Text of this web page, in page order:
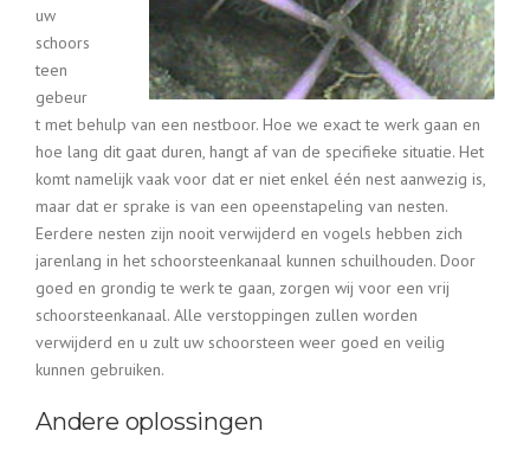
uw
schoors
teen
gebeur
t met behulp van een nestboor. Hoe we exact te werk gaan en
hoe lang dit gaat duren, hangt af van de specifieke situatie. Het
komt namelijk vaak voor dat er niet enkel één nest aanwezig is,
maar dat er sprake is van een opeenstapeling van nesten.
Eerdere nesten zijn nooit verwijderd en vogels hebben zich
jarenlang in het schoorsteenkanaal kunnen schuilhouden. Door
goed en grondig te werk te gaan, zorgen wij voor een vrij
schoorsteenkanaal. Alle verstoppingen zullen worden
verwijderd en u zult uw schoorsteen weer goed en veilig
kunnen gebruiken.
Andere oplossingen